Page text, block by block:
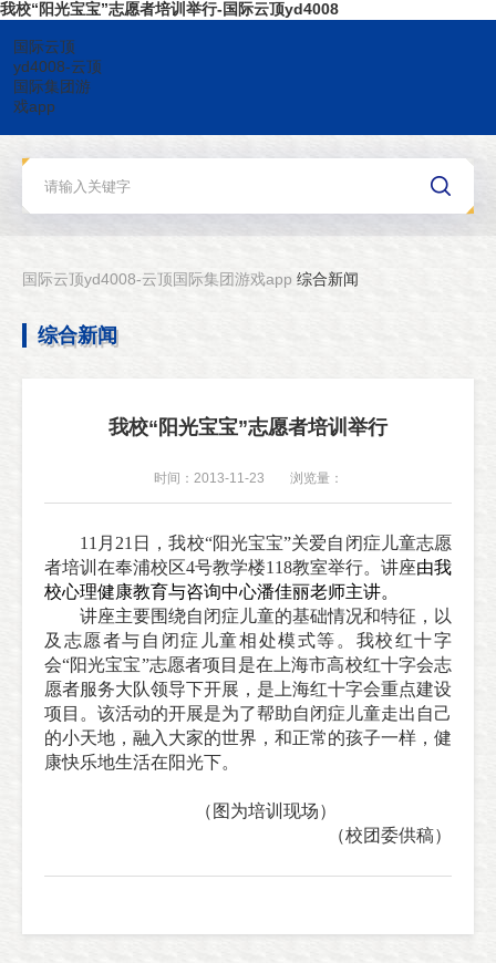
我校“阳光宝宝”志愿者培训举行-国际云顶yd4008
国际云顶
yd4008-云顶
国际集团游
戏app
国际云顶yd4008-云顶国际集团游戏app 综合新闻
综合新闻
我校“阳光宝宝”志愿者培训举行
时间：2013-11-23 浏览量：
11月21日，我校“阳光宝宝”关爱自闭症儿童志愿
者培训在奉浦校区4号教学楼118教室举行。讲座由我
校心理健康教育与咨询中心潘佳丽老师主讲。
讲座主要围绕自闭症儿童的基础情况和特征，以
及志愿者与自闭症儿童相处模式等。我校红十字
会“阳光宝宝”志愿者项目是在上海市高校红十字会志
愿者服务大队领导下开展，是上海红十字会重点建设
项目。该活动的开展是为了帮助自闭症儿童走出自己
的小天地，融入大家的世界，和正常的孩子一样，健
康快乐地生活在阳光下。
（ 图 为培训现场）
（校团委供稿）